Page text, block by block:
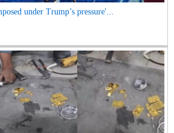
under Trump’s pressure'...